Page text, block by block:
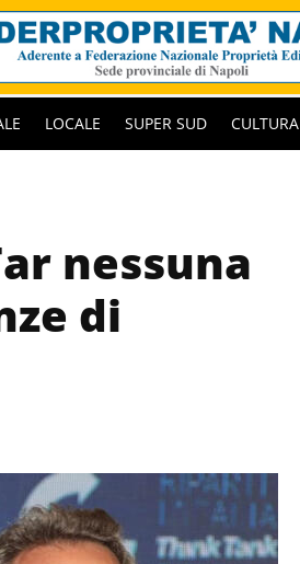
LOCALE SUPER SUD CULTURA
nessuna
di